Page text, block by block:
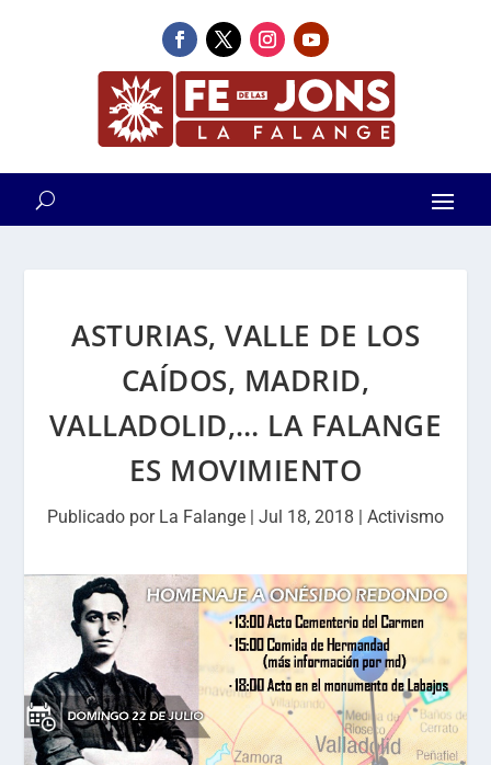
ASTURIAS, VALLE DE LOS
CAÍDOS, MADRID,
VALLADOLID,… LA FALANGE
ES MOVIMIENTO
Publicado por La Falange | Jul 18, 2018 | Activismo